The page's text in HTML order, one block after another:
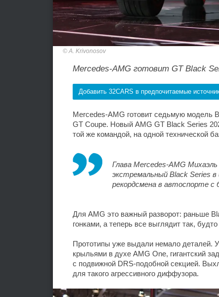
A. Krivonosov
Mercedes-AMG готовит GT Black
Добавить 32CARS в предпочитаемые
Mercedes-AMG готовит седьмую модель
GT Coupe. Новый AMG GT Black Series
той же командой, на одной технической
Глава Mercedes-AMG
экстремальный Black Series
рекордсмена в автоспорте с
Для AMG это важный разворот: раньше
гонками, а теперь все выглядит так,
Прототипы уже выдали немало деталей.
крыльями в духе AMG One, гигантский
с подвижной DRS-подобной секцией.
для такого агрессивного диффузора.